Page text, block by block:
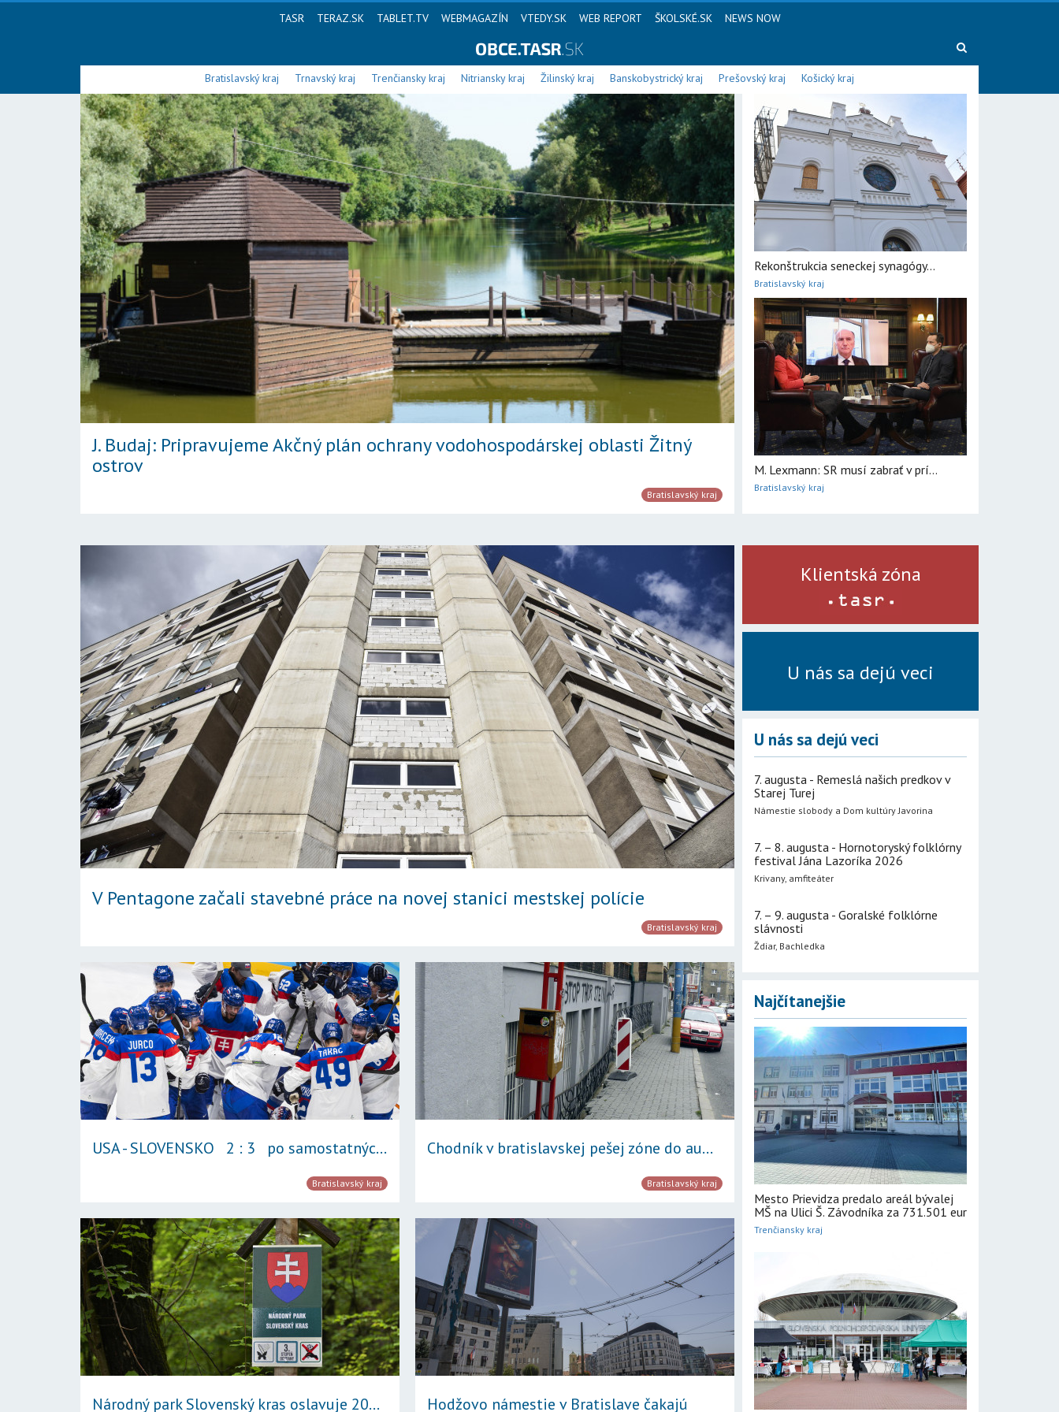
TASR TERAZ.SK TABLET.TV WEBMAGAZÍN VTEDY.SK WEB REPORT ŠKOLSKÉ.SK NEWS NOW
Bratislavský kraj Trnavský kraj Trenčiansky kraj Nitriansky kraj Žilinský kraj Banskobystrický kraj Prešovský kraj Košický kraj
J. Budaj: Pripravujeme Akčný plán ochrany vodohospodárskej oblasti Žitný
ostrov
Bratislavský kraj
Rekonštrukcia seneckej synagógy...
Bratislavský kraj
M. Lexmann: SR musí zabrať v prí...
Bratislavský kraj
V Pentagone začali stavebné práce na novej stanici mestskej polície
Bratislavský kraj
USA - SLOVENSKO 2 : 3 po samostatnýc...
Bratislavský kraj
Chodník v bratislavskej pešej zóne do au...
Bratislavský kraj
Národný park Slovenský kras oslavuje 20...
Hodžovo námestie v Bratislave čakajú
Klientská zóna
U nás sa dejú veci
U nás sa dejú veci
7. augusta - Remeslá našich predkov v
Starej Turej
Námestie slobody a Dom kultúry Javorina
7. – 8. augusta - Hornotoryský folklórny
festival Jána Lazoríka 2026
Krivany, amfiteáter
7. – 9. augusta - Goralské folklórne
slávnosti
Ždiar, Bachledka
Najčítanejšie
Mesto Prievidza predalo areál bývalej
MŠ na Ulici Š. Závodníka za 731.501 eur
Trenčiansky kraj